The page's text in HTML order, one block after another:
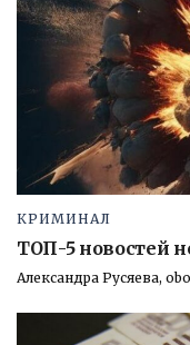
КРИМИНАЛ
ТОП-5 новостей
Александра Русяева,